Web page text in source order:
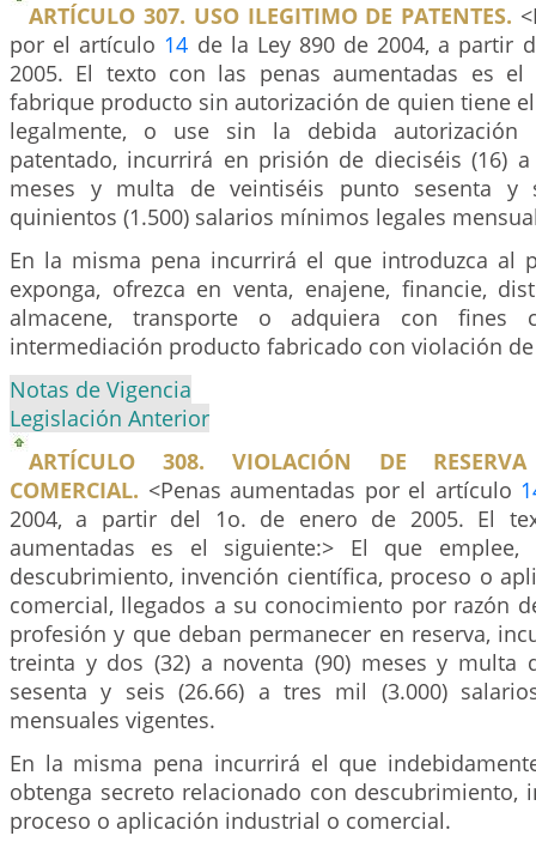
ARTÍCULO 307. USO ILEGITIMO DE PATENTES.
por el artículo 14 de la Ley 890 de 2004, a partir
2005. El texto con las penas aumentadas es el
fabrique producto sin autorización de quien tiene
legalmente, o use sin la debida autorización
patentado, incurrirá en prisión de dieciséis (16)
meses y multa de veintiséis punto sesenta y
quinientos (1.500) salarios mínimos legales
En la misma pena incurrirá el que introduzca al
exponga, ofrezca en venta, enajene, financie,
almacene, transporte o adquiera con fines
intermediación producto fabricado con violación
Notas de Vigencia
Legislación Anterior
ARTÍCULO 308. VIOLACIÓN DE
COMERCIAL. <Penas aumentadas por el artículo
2004, a partir del 1o. de enero de 2005. El
aumentadas es el siguiente:> El que emplee,
descubrimiento, invención científica, proceso o
comercial, llegados a su conocimiento por razón
profesión y que deban permanecer en reserva,
treinta y dos (32) a noventa (90) meses y multa
sesenta y seis (26.66) a tres mil (3.000)
mensuales vigentes.
En la misma pena incurrirá el que
obtenga secreto relacionado con descubrimiento,
proceso o aplicación industrial o comercial.